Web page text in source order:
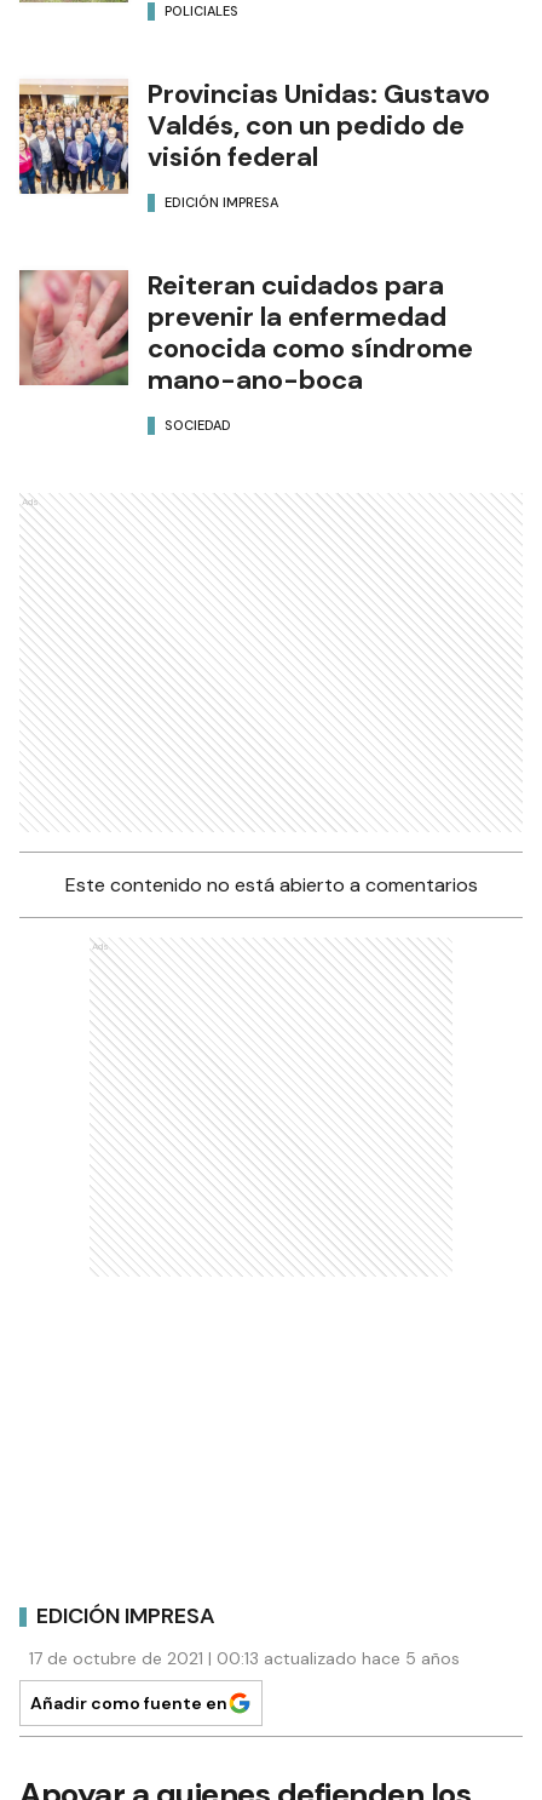
POLICIALES
Provincias Unidas: Gustavo
Valdés, con un pedido de
visión federal
EDICIÓN IMPRESA
Reiteran cuidados para
prevenir la enfermedad
conocida como síndrome
mano-ano-boca
SOCIEDAD
Ads
Este contenido no está abierto a comentarios
Ads
EDICIÓN IMPRESA
17 de octubre de 2021 | 00:13 actualizado hace 5 años
Añadir como fuente en